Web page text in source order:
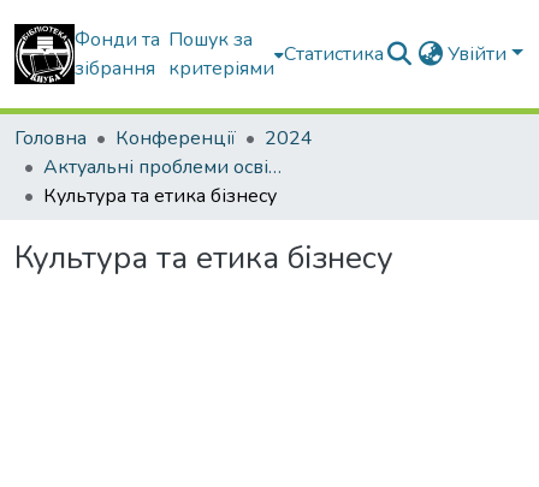
Фонди та
зібрання
Пошук за
критеріями
Статистика Увійти
Головна Конференції
2024
Актуальні проблеми освітнього процесу в контексті європейського вибору України
Культура та етика бізнесу
Культура та етика бізнесу